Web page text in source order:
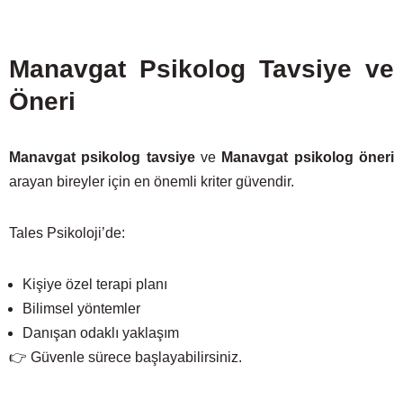
Manavgat Psikolog Tavsiye ve
Öneri
Manavgat psikolog tavsiyeve Manavgat psikolog öneri
arayan bireyler için en önemli kriter güvendir.
Tales Psikoloji’de:
Kişiye özel terapi planı
Bilimsel yöntemler
Danışan odaklı yaklaşım
👉 Güvenle sürece başlayabilirsiniz.